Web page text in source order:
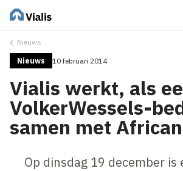
Nieuws
Nieuws 10 februari 2014
Vialis werkt, als
VolkerWessels-
samen met
Op dinsdag 19 december is